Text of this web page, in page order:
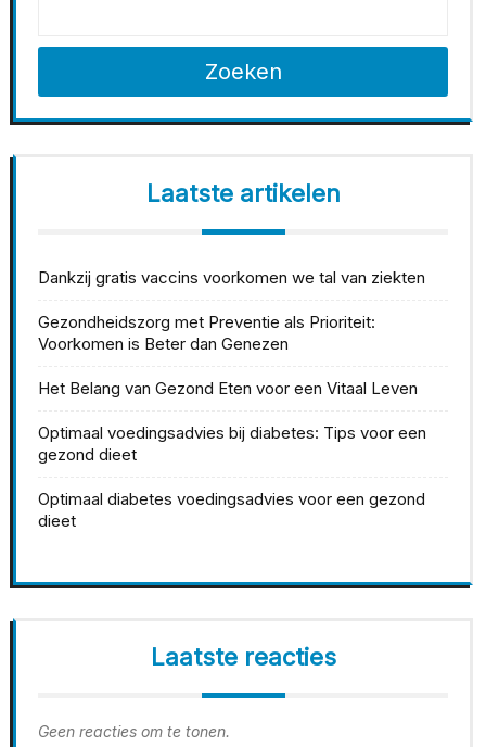
Zoeken
Laatste artikelen
Dankzij gratis vaccins voorkomen we tal van ziekten
Gezondheidszorg met Preventie als Prioriteit:
Voorkomen is Beter dan Genezen
Het Belang van Gezond Eten voor een Vitaal Leven
Optimaal voedingsadvies bij diabetes: Tips voor een
gezond dieet
Optimaal diabetes voedingsadvies voor een gezond
dieet
Laatste reacties
Geen reacties om te tonen.